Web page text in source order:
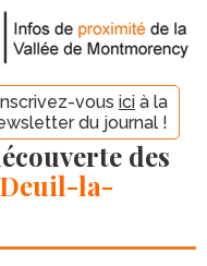
vous ici à la
du journal !
des
Deuil-la-